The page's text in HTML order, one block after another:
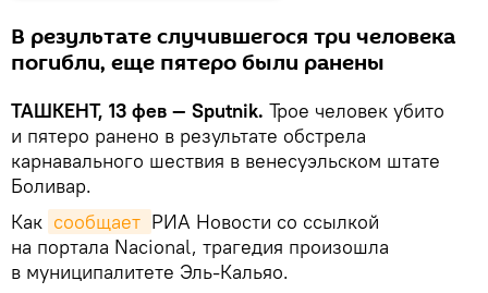
В результате случившегося три человека
погибли, еще пятеро были ранены
ТАШКЕНТ, 13 фев — Sputnik. Трое человек убито
и пятеро ранено в результате обстрела
карнавального шествия в венесуэльском штате
Боливар.
Как сообщает РИА Новости со ссылкой
на портала Nacional, трагедия произошла
в муниципалитете Эль-Кальяо.